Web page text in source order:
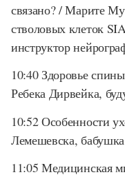
связано? / Марите
стволовых клеток
инструктор
10:40 Здоровье
Ребека Дирвейка,
10:52 Особенности
Лемешевска, бабушка
11:05 Медицинская